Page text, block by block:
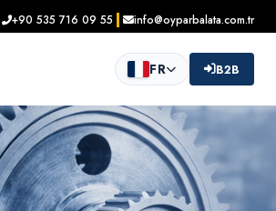
+90 535 716 09 55 info@oyparbalata.com.tr
FR B2B